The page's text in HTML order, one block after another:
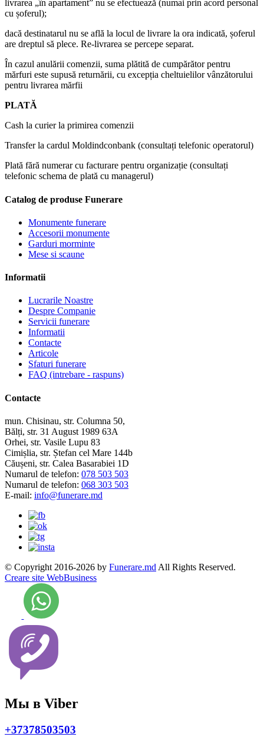
livrarea „în apartament” nu se efectuează (numai prin acord personal
cu șoferul);
dacă destinatarul nu se află la locul de livrare la ora indicată, șoferul
are dreptul să plece. Re-livrarea se percepe separat.
În cazul anulării comenzii, suma plătită de cumpărător pentru
mărfuri este supusă returnării, cu excepția cheltuielilor vânzătorului
pentru livrarea mărfii
PLATĂ
Cash la curier la primirea comenzii
Transfer la cardul Moldindconbank (consultați telefonic operatorul)
Plată fără numerar cu facturare pentru organizație (consultați
telefonic schema de plată cu managerul)
Catalog de produse Funerare
Monumente funerare
Accesorii monumente
Garduri morminte
Mese si scaune
Informatii
Lucrarile Noastre
Despre Companie
Servicii funerare
Informatii
Contacte
Articole
Sfaturi funerare
FAQ (intrebare - raspuns)
Contacte
mun. Chisinau, str. Columna 50,
Bălți, str. 31 August 1989 63A
Orhei, str. Vasile Lupu 83
Cimișlia, str. Ștefan cel Mare 144b
Căușeni, str. Calea Basarabiei 1D
Numarul de telefon: 078 503 503
Numarul de telefon: 068 303 503
E-mail: info@funerare.md
© Copyright 2016-2026 by Funerare.md All Rights Reserved.
Creare site WebBusiness
Мы в Viber
+37378503503